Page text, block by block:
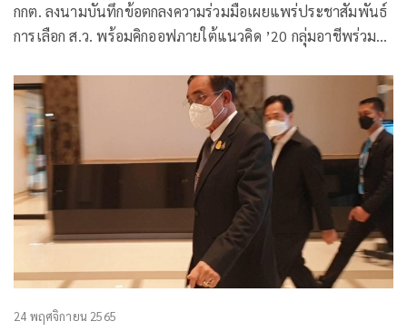
กกต. ลงนามบันทึกข้อตกลงความร่วมมือเผยแพร่ประชาสัมพันธ์
การเลือก ส.ว. พร้อมคิกออฟภายใต้แนวคิด ’20 กลุ่มอาชีพร่วมใจ
24 พฤศจิกายน 2565